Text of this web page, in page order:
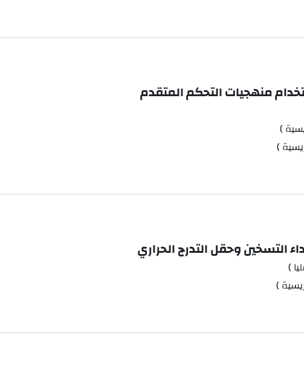
منهجيات التحكم المتقدم
)
)
التسخين وحقل التدرج الحراري
)
)